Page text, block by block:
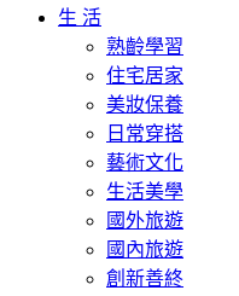
生 活
熟齡學習
住宅居家
美妝保養
日常穿搭
藝術文化
生活美學
國外旅遊
國內旅遊
創新善終